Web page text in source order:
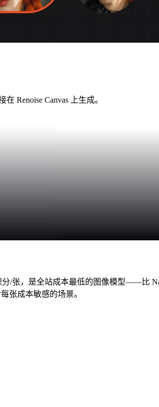
Renoise Canvas 上生成。
/张，是全站成本最低的图像模型——比
张成本敏感的场景。